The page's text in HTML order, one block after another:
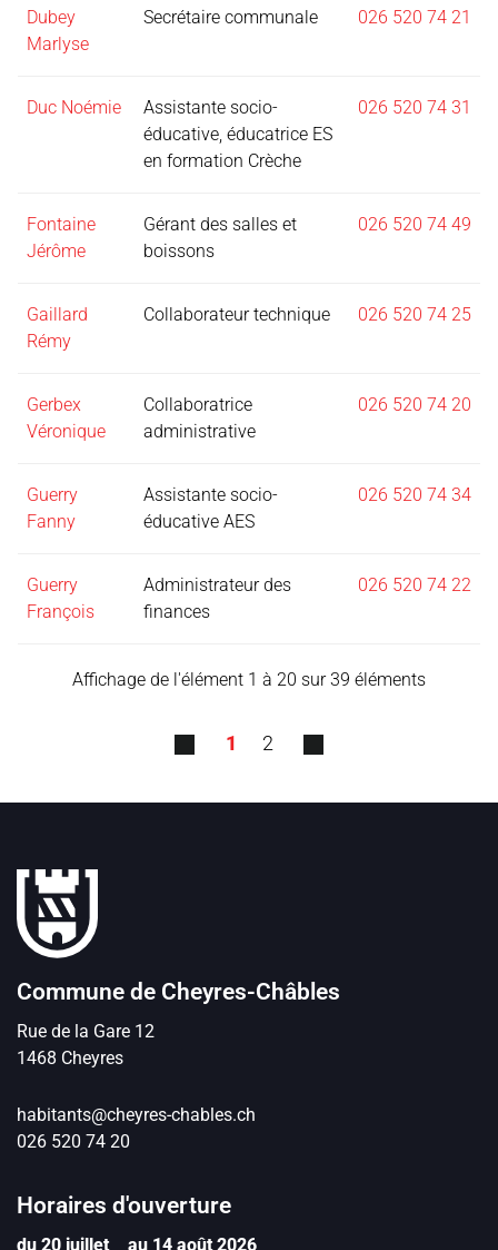
Dubey
Marlyse
Secrétaire communale 026 520 74 21
Duc Noémie
Assistante socio-
éducative, éducatrice ES
en formation Crèche
026 520 74 31
Fontaine
Jérôme
Gérant des salles et
boissons
026 520 74 49
Gaillard
Rémy
Collaborateur technique 026 520 74 25
Gerbex
Véronique
Collaboratrice
administrative
026 520 74 20
Guerry
Fanny
Assistante socio-
éducative AES
026 520 74 34
Guerry
François
Administrateur des
finances
026 520 74 22
Affichage de l'élément 1 à 20 sur 39 éléments
1 2
Commune de Cheyres-Châbles
Rue de la Gare 12
1468 Cheyres
habitants@cheyres-chables.ch
026 520 74 20
Horaires d'ouverture
du 20 juillet au 14 août 2026